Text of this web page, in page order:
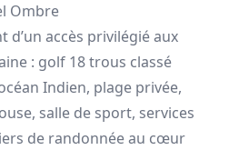
Ombre
d’un accès privilégié aux
: golf 18 trous classé
Indien, plage privée,
salle de sport, services
de randonnée au cœur